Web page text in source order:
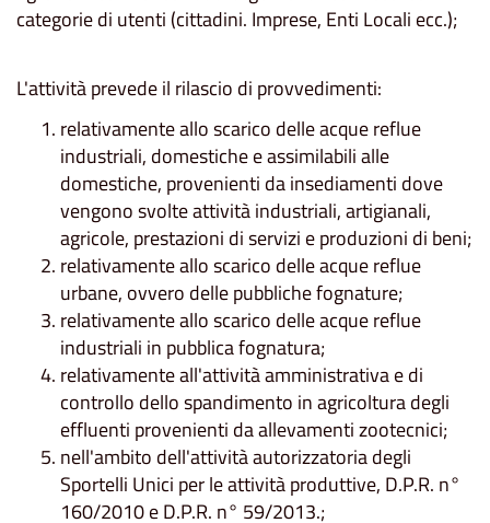
categorie di utenti (cittadini. Imprese, Enti Locali ecc.);
L'attività prevede il rilascio di provvedimenti:
relativamente allo scarico delle acque reflue
industriali, domestiche e assimilabili alle
domestiche, provenienti da insediamenti dove
vengono svolte attività industriali, artigianali,
agricole, prestazioni di servizi e produzioni di beni;
relativamente allo scarico delle acque reflue
urbane, ovvero delle pubbliche fognature;
relativamente allo scarico delle acque reflue
industriali in pubblica fognatura;
relativamente all'attività amministrativa e di
controllo dello spandimento in agricoltura degli
effluenti provenienti da allevamenti zootecnici;
nell'ambito dell'attività autorizzatoria degli
Sportelli Unici per le attività produttive, D.P.R. n°
160/2010 e D.P.R. n° 59/2013.;